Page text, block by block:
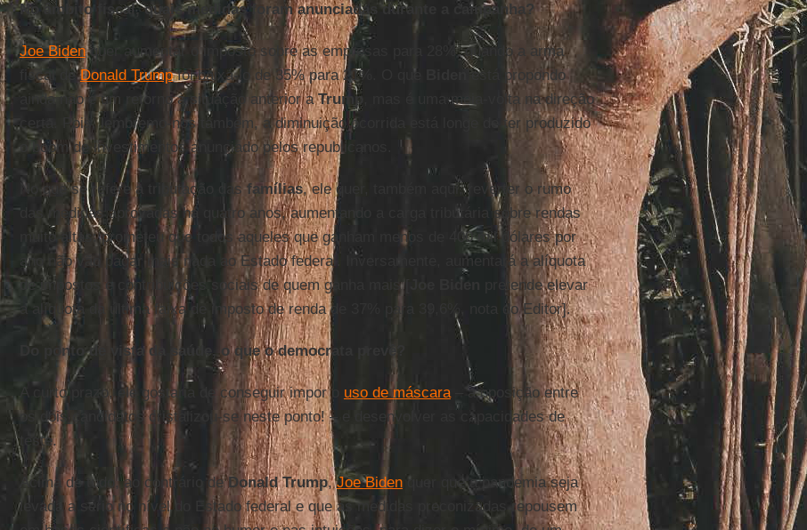
No âmbito fiscal, quais medidas foram anunciadas durante a campanha?
Joe Bidenquer aumentar o imposto sobre as empresas para 28%, quando a arma
fiscal deDonald Trumpfoi baixá-lo de 35% para 21%. O que
está propondo
ainda não é um retorno à situação anterior aTrump , mas é uma meia-volta na direção
certa. Pois, lembremo-nos também, a diminuição ocorrida está longe de ter produzido
o boom de investimentos anunciado pelos republicanos.
No que se refere à tributação das famílias, ele quer, também aqui, reverter o rumo
das medidas aprovadas há quatro anos, aumentando a carga tributária sobre rendas
muito altas: prometeu que todos aqueles que ganham menos de 400 mil dólares por
ano não vão pagar mais nada ao Estado federal. Inversamente, aumentará a alíquota
de impostos e contribuições sociais de quem ganha mais [
pretende elevar
a alíquota da última faixa de imposto de renda de 37% para 39,6%, nota do Editor].
Do ponto de vista da saúde, o que o democrata prevê?
A curto prazo, ele gostaria de conseguir impor o uso de máscara– a oposição entre
os dois candidatos cristalizou-se neste ponto! – e desenvolver as capacidades de
teste.
Acima de tudo, ao contrário deDonald Trump,Joe Bidenquer que a pandemia seja
levada a sério no nível do Estado federal e que as medidas preconizadas repousem